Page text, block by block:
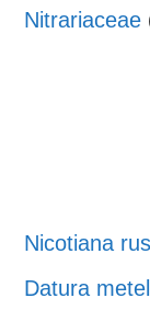
Nitrariaceae
Nicotiana
Datura